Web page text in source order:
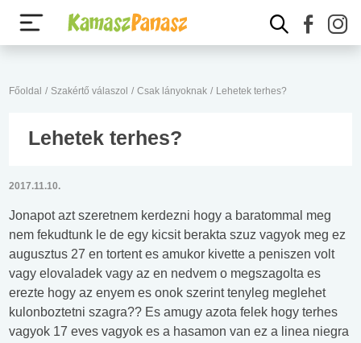
Főoldal / Szakértő válaszol / Csak lányoknak / Lehetek terhes?
Lehetek terhes?
2017.11.10.
Jonapot azt szeretnem kerdezni hogy a baratommal meg
nem fekudtunk le de egy kicsit berakta szuz vagyok meg ez
augusztus 27 en tortent es amukor kivette a peniszen volt
vagy elovaladek vagy az en nedvem o megszagolta es
erezte hogy az enyem es onok szerint tenyleg meglehet
kulonboztetni szagra?? Es amugy azota felek hogy terhes
vagyok 17 eves vagyok es a hasamon van ez a linea niegra